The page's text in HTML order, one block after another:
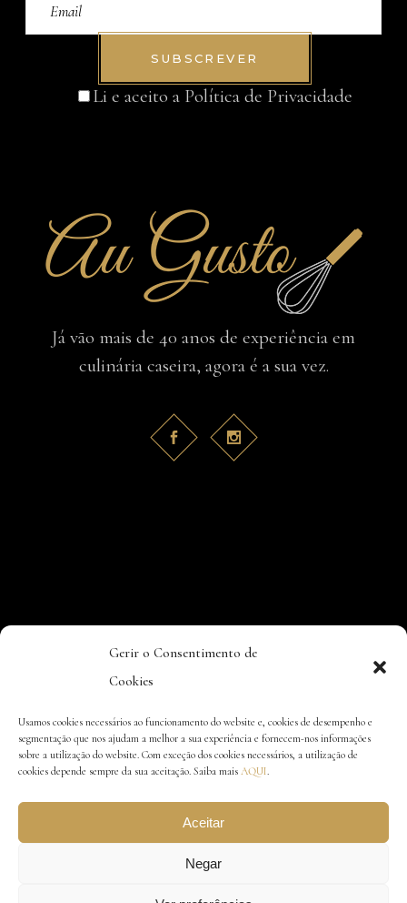
Gerir o Consentimento de
Cookies
Usamos cookies necessários ao funcionamento do website e, cookies de desempenho e
segmentação que nos ajudam a melhor a sua experiência e fornecem-nos informações
sobre a utilização do website. Com exceção dos cookies necessários, a utilização de
cookies depende sempre da sua aceitação. Saiba mais AQUI.
Aceitar
Negar
SUBSCREVER
Li e aceito a Política de Privacidade
Já vão mais de 40 anos de experiência em
culinária caseira, agora é a sua vez.